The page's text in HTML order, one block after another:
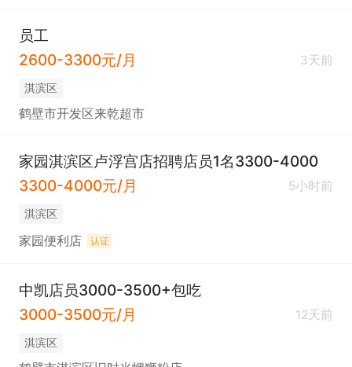
员工
2600-3300元/月
3天前
淇滨区
鹤壁市开发区来乾超市
家园淇滨区卢浮宫店招聘店员1名3300-4000
3300-4000元/月
5小时前
淇滨区
家园便利店 认证
中凯店员3000-3500+包吃
3000-3500元/月
12天前
淇滨区